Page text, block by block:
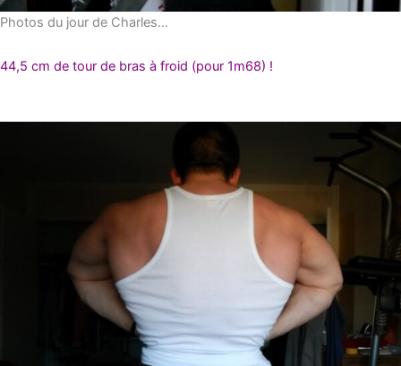
Photos du jour de Charles…
44,5 cm de tour de bras à froid (pour 1m68) !